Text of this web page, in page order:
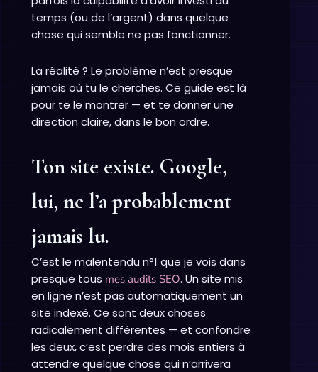
temps (ou de l’argent) dans quelque
chose qui semble ne pas fonctionner.
La réalité ? Le problème n’est presque
jamais où tu le cherches. Ce guide est là
pour te le montrer — et te donner une
direction claire, dans le bon ordre.
Ton site existe. Google,
lui, ne l’a probablement
jamais lu.
C’est le malentendu n°1 que je vois dans
presque tous mes audits SEO. Un site mis
en ligne n’est pas automatiquement un
site indexé. Ce sont deux choses
radicalement différentes — et confondre
les deux, c’est perdre des mois entiers à
attendre quelque chose qui n’arrivera